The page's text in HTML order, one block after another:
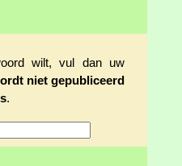
wilt, vul dan uw
niet gepubliceerd
.